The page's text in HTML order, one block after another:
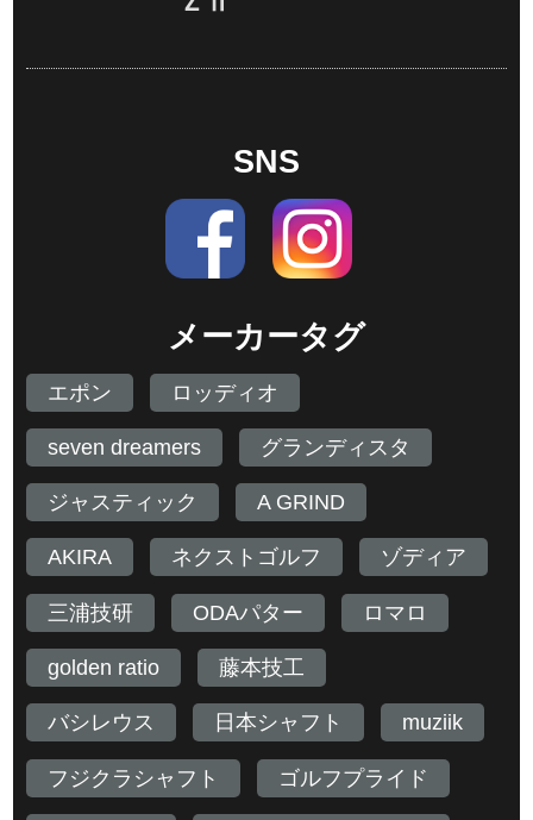
SNS
メーカータグ
エポン ロッディオ
seven dreamers グランディスタ
ジャスティック A GRIND
AKIRA ネクストゴルフ ゾディア
三浦技研 ODAパター ロマロ
golden ratio 藤本技工
バシレウス 日本シャフト muziik
フジクラシャフト ゴルフプライド